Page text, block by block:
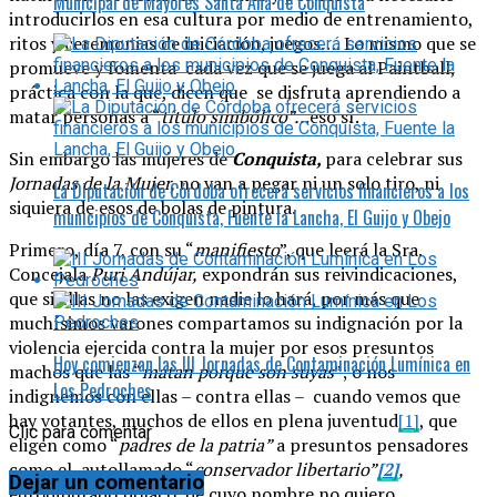
introducirlos en esa cultura por medio de entrenamiento,
ritos y ceremonias de iniciación, juegos…. Lo mismo que se
promueve y fomenta cada vez que se juega al Paintball,
práctica con la que, dicen que se disfruta aprendiendo a
matar personas a “título simbólico”…eso sí.
Sin embargo las mujeres deConquista, para celebrar sus
Jornadas de la Mujer,no van a pegar ni un solo tiro, ni
siquiera de esos de bolas de pintura.
Primero, día 7, con su “manifiesto”, que leerá la Sra.
ConcejalaPuri Andújar,expondrán sus reivindicaciones,
que si ellas no las exigen nadie lo hará, por más que
muchísimos varones compartamos su indignación por la
violencia ejercida contra la mujer por esos presuntos
machos que las “matan porque son suyas”; o nos
indignemos con ellas – contra ellas – cuando vemos que
hay votantes, muchos de ellos en plena juventud[1], que
eligen como “padres de la patria”a presuntos pensadores
como el autollamado “conservador libertario”[2],
La Diputación de Córdoba ofrecerá servicios financieros a los
municipios de Conquista, Fuente la Lancha, El Guijo y Obejo
Hoy comienzan las III Jornadas de Contaminación Lumínica en
Los Pedroches
Clic para comentar
Dejar un comentario